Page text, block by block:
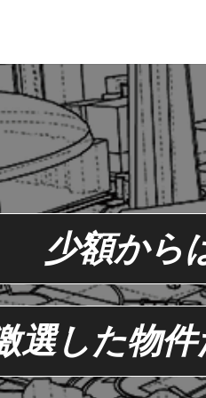
少額から
選した物